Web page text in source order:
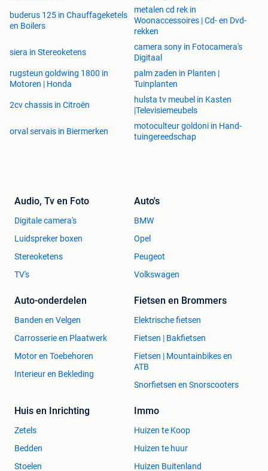
buderus 125 in Chauffageketels
en Boilers
metalen cd rek in
Woonaccessoires | Cd- en Dvd-
rekken
siera in Stereoketens
camera sony in Fotocamera's
Digitaal
rugsteun goldwing 1800 in
Motoren | Honda
palm zaden in Planten |
Tuinplanten
2cv chassis in Citroën
hulsta tv meubel in Kasten
|Televisiemeubels
orval servais in Biermerken
motoculteur goldoni in Hand-
tuingereedschap
Audio, Tv en Foto
Digitale camera's
Luidspreker boxen
Stereoketens
TV's
Auto's
BMW
Opel
Peugeot
Volkswagen
Auto-onderdelen
Banden en Velgen
Carrosserie en Plaatwerk
Motor en Toebehoren
Interieur en Bekleding
Fietsen en Brommers
Elektrische fietsen
Fietsen | Bakfietsen
Fietsen | Mountainbikes en
ATB
Snorfietsen en Snorscooters
Huis en Inrichting
Zetels
Bedden
Stoelen
Immo
Huizen te Koop
Huizen te huur
Huizen Buitenland